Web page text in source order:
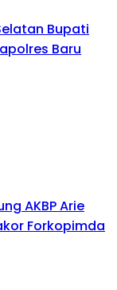
Bupati
Baru
AKBP Arie
Forkopimda